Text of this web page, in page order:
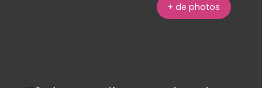
+ de photos